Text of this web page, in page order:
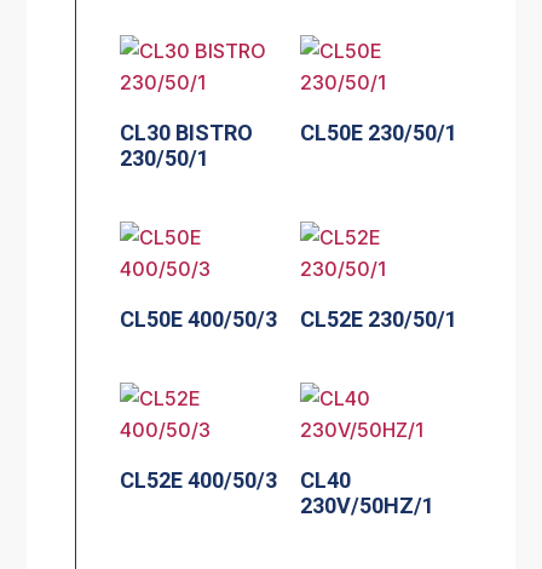
CL30 BISTRO
230/50/1
CL50E 230/50/1
CL50E 400/50/3 CL52E 230/50/1
CL52E 400/50/3
CL40
230V/50HZ/1